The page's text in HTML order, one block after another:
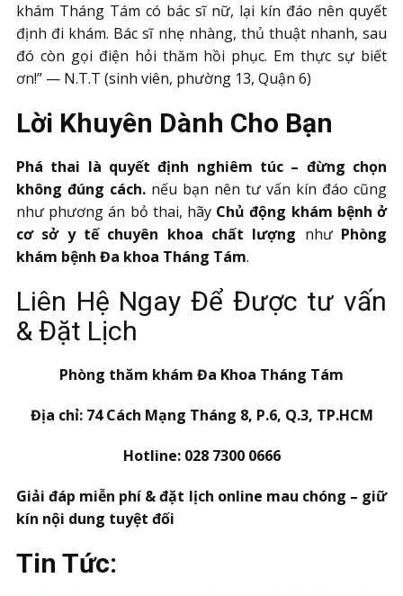
khám Tháng Tám có bác sĩ nữ, lại kín đáo nên quyết
định đi khám. Bác sĩ nhẹ nhàng, thủ thuật nhanh, sau
đó còn gọi điện hỏi thăm hồi phục. Em thực sự biết
ơn!” — N.T.T (sinh viên, phường 13, Quận 6)
Lời Khuyên Dành Cho Bạn
Phá thai là quyết định nghiêm túc – đừng chọn
không đúng cách. nếu bạn nên tư vấn kín đáo cũng
như phương án bỏ thai, hãy Chủ động khám bệnh ở
cơ sở y tế chuyên khoa chất lượng như Phòng
khám bệnh Đa khoa Tháng Tám.
Liên Hệ Ngay Để Được tư vấn
& Đặt Lịch
Phòng thăm khám Đa Khoa Tháng Tám
Địa chỉ: 74 Cách Mạng Tháng 8, P.6, Q.3, TP.HCM
Hotline: 028 7300 0666
Giải đáp miễn phí & đặt lịch online mau chóng – giữ
kín nội dung tuyệt đối
Tin Tức: